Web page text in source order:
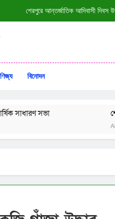
শেরপুরে আন্তর্জাতিক আদিবাসী দিবস
ঘোনাপাড়া সার্বিক গ্রাম উন্নয়ন সমবায়
শ্রীবরদী উপজেলা স্বাস্থ্য কমপ্লেক্সের
ঝিনাইগাতীতে বনের
বিনোদন
শেরপুরে ‘জুলাই-